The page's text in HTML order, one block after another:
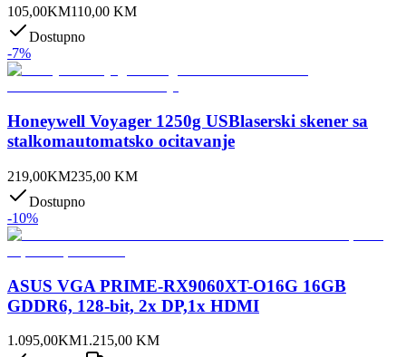
105,00KM110,00 KM
Dostupno
-7%
Honeywell Voyager 1250g USBlaserski skener sa
stalkomautomatsko ocitavanje
219,00KM235,00 KM
Dostupno
-10%
ASUS VGA PRIME-RX9060XT-O16G 16GB
GDDR6, 128-bit, 2x DP,1x HDMI
1.095,00KM1.215,00 KM